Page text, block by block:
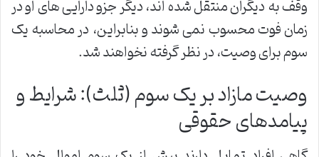
وقف به دیگران منتقل شده اند، دیگر جزو دارایی های او در
زمان فوت محسوب نمی شوند و بنابراین، در محاسبه یک
سوم برای وصیت، در نظر گرفته نخواهند شد.
وصیت مازاد بر یک سوم (ثلث): شرایط و
پیامدهای حقوقی